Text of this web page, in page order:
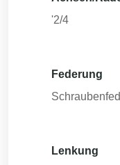
'2/4
Federung
Lenkung